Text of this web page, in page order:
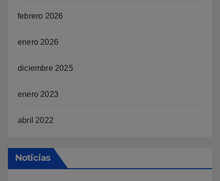
febrero 2026
enero 2026
diciembre 2025
enero 2023
abril 2022
Noticias